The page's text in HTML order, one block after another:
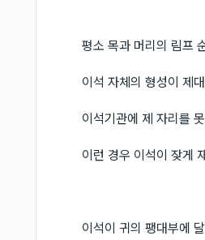
평소 목과 머리의 림프
이석 자체의 형성이 제
이석기관에 제 자리를
이런 경우 이석이 잦게
이석이 귀의 팽대부에